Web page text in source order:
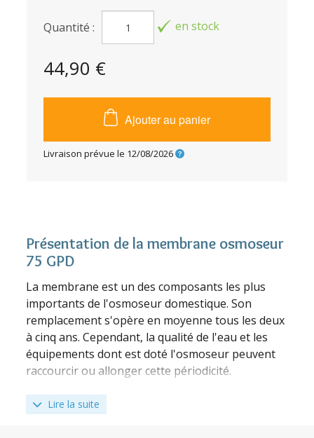
Quantité : en stock
44,90 €
Ajouter au panier
Livraison prévue le 12/08/2026
Présentation de la membrane osmoseur
75 GPD
La membrane est un des composants les plus
importants de l'osmoseur domestique. Son
remplacement s'opère en moyenne tous les deux
à cinq ans. Cependant, la qualité de l'eau et les
équipements dont est doté l'osmoseur peuvent
raccourcir ou allonger cette périodicité.
membrane, de rester sur un modèle équivalent.
Lire la suite